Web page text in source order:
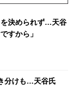
を決められず…天谷
すから」
分けも…天谷氏